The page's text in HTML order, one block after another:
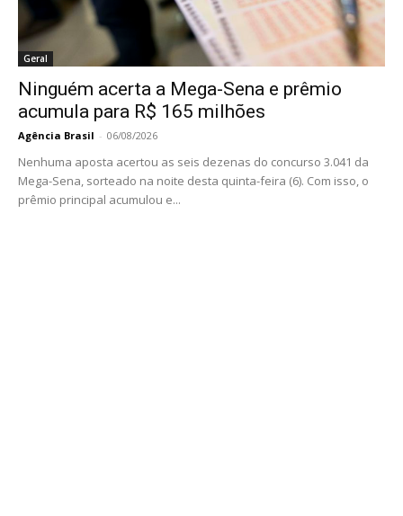
Geral
Ninguém acerta a Mega-Sena e prêmio
acumula para R$ 165 milhões
Agência Brasil - 06/08/2026
Nenhuma aposta acertou as seis dezenas do concurso 3.041 da
Mega-Sena, sorteado na noite desta quinta-feira (6). Com isso, o
prêmio principal acumulou e...